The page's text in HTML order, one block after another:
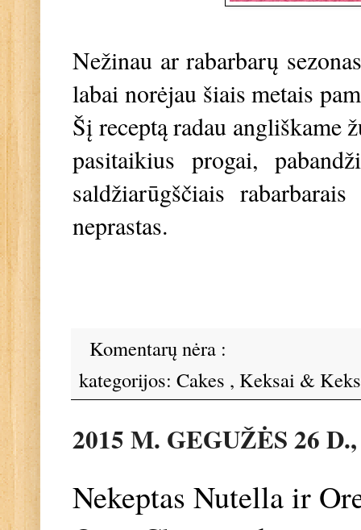
Nežinau ar rabarbarų
labai norėjau šiais metais
Šį receptą radau angliškame
pasitaikius progai,
saldžiarūgščiais
neprastas.
Komentarų nėra :
kategorijos: Cakes , Keksai &
2015 M. GEGUŽĖS 26
Nekeptas Nutella ir